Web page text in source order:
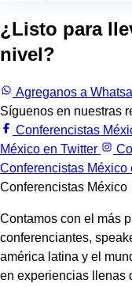
¿Listo para
nivel?
Agreganos a
Síguenos en nuestras
Conferencistas
México en Twitter
Conferencistas México
Conferencistas México
Contamos con el más
conferenciantes,
américa latina y el
en experiencias llenas